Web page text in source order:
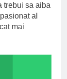
trebui sa aiba
al
mai